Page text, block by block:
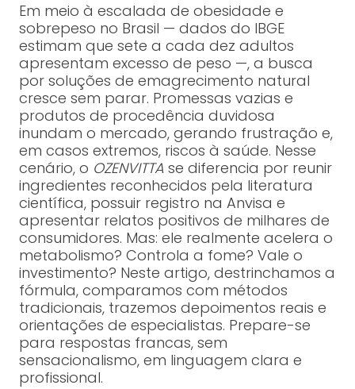
Em meio à escalada de obesidade e
sobrepeso no Brasil — dados do IBGE
estimam que sete a cada dez adultos
apresentam excesso de peso —, a busca
por soluções de emagrecimento natural
cresce sem parar. Promessas vazias e
produtos de procedência duvidosa
inundam o mercado, gerando frustração e,
em casos extremos, riscos à saúde. Nesse
cenário, o OZENVITTA se diferencia por reunir
ingredientes reconhecidos pela literatura
científica, possuir registro na Anvisa e
apresentar relatos positivos de milhares de
consumidores. Mas: ele realmente acelera o
metabolismo? Controla a fome? Vale o
investimento? Neste artigo, destrinchamos a
fórmula, comparamos com métodos
tradicionais, trazemos depoimentos reais e
orientações de especialistas. Prepare-se
para respostas francas, sem
sensacionalismo, em linguagem clara e
profissional.